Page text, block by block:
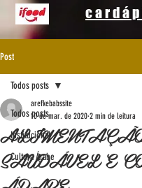
Post
Todos posts
Institucional
Cultura Árabe
Todos posts
SAUDÁVEL E
arefkebabssite
10 de mar. de 2020 2 min de leitura